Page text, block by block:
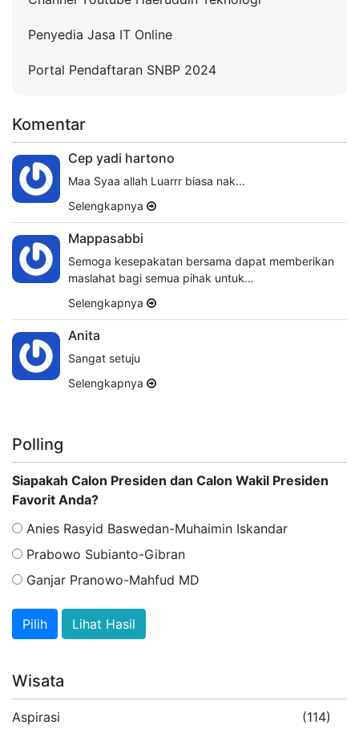
Penyedia Jasa IT Online
Portal Pendaftaran SNBP 2024
Komentar
Cep yadi hartono
Maa Syaa allah Luarrr biasa nak...
Selengkapnya
Mappasabbi
Semoga kesepakatan bersama dapat memberikan
maslahat bagi semua pihak untuk…
Selengkapnya
Anita
Sangat setuju
Selengkapnya
Polling
Siapakah Calon Presiden dan Calon Wakil Presiden
Favorit Anda?
Anies Rasyid Baswedan-Muhaimin Iskandar
Prabowo Subianto-Gibran
Ganjar Pranowo-Mahfud MD
Lihat Hasil
Wisata
Aspirasi (114)